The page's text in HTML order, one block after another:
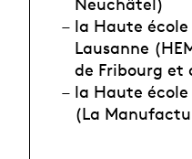
la Haute école
Lausanne
de Fribourg et
la Haute
(La